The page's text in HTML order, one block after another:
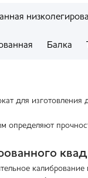
Балка
для изготовления